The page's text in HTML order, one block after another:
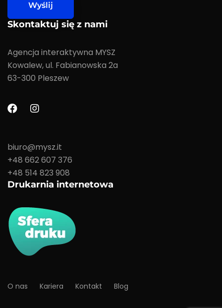
Skontaktuj się z nami
Agencja interaktywna MYSZ
Kowalew, ul. Fabianowska 2a
63-300 Pleszew
biuro@mysz.it
+48 662 607 376
+48 514 823 908
Drukarnia internetowa
O nas Kariera Kontakt Blog